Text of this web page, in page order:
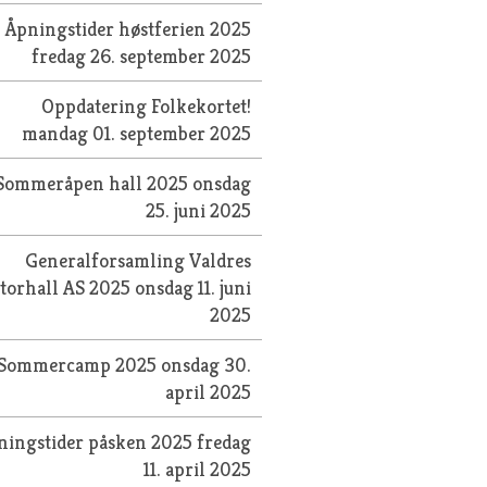
Åpningstider høstferien 2025
fredag 26. september 2025
Oppdatering Folkekortet!
mandag 01. september 2025
hall 2025 onsdag
25. juni 2025
Generalforsamling Valdres
AS 2025 onsdag 11. juni
2025
2025 onsdag 30.
april 2025
påsken 2025fredag
11. april 2025